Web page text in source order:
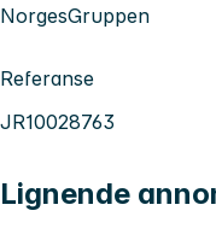
NorgesGruppen
Referanse
JR10028763
Lignende